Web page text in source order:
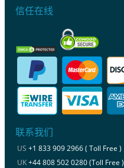
信任在线
联系我们
US +1 833 909 2966 ( Toll Free )
UK+44 808 502 0280 (Toll Free )